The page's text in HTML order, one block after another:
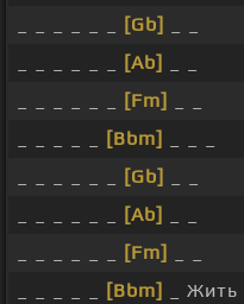
[Gb]
[Ab]
[Fm]
[Bbm]
[Gb]
[Ab]
[Fm]
[Bbm]
_ Жить